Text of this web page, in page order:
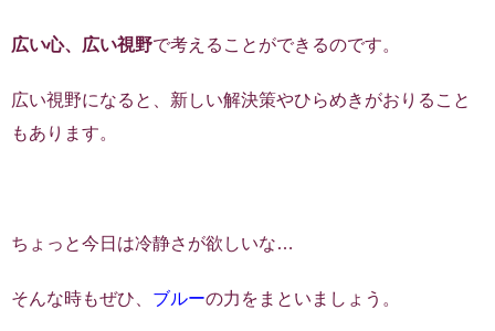
広い心、広い視野で考えることができるのです。
広い視野になると、新しい解決策やひらめきがおりること
もあります。
ちょっと今日は冷静さが欲しいな…
そんな時もぜひ、 ブルーの力をまといましょう。